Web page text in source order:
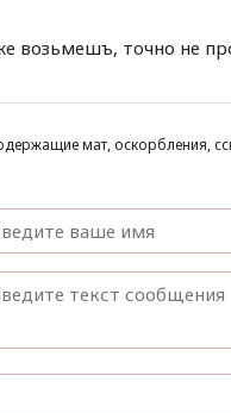
возьмешъ, точно не
мат, оскорбления,